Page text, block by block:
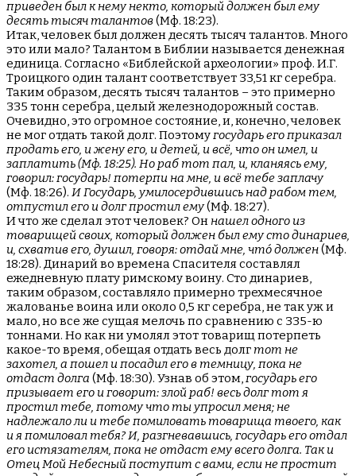
приведен был к нему некто, который должен был ему
десять тысяч талантов(Мф. 18:23).
Итак, человек был должен десять тысяч талантов. Много
это или мало? Талантом в Библии называется денежная
единица. Согласно «Библейской археологии» проф. И.Г.
Троицкого один талант соответствует 33,51 кг серебра.
Таким образом, десять тысяч талантов – это примерно
335 тонн серебра, целый железнодорожный состав.
Очевидно, это огромное состояние, и, конечно, человек
не мог отдать такой долг. Поэтомугосударь его приказал
продать его, и жену его, и детей, и всё, что он имел, и
заплатить (Мф. 18:25). Но раб тот пал, и, кланяясь ему,
говорил: государь! потерпи на мне, и всё тебе заплачу
(Мф. 18:26). И Государь, умилосердившись над рабом тем,
отпустил его и долг простил ему(Мф. 18:27).
И что же сделал этот человек? Он нашел одного из
товарищей своих, который должен был ему сто динариев,
и, схватив его, душил, говоря: отдай мне, что́ должен(Мф.
18:28). Динарий во времена Спасителя составлял
ежедневную плату римскому воину. Сто динариев,
таким образом, составляло примерно трехмесячное
жалованье воина или около 0,5 кг серебра, не так уж и
мало, но все же сущая мелочь по сравнению с 335-ю
тоннами. Но как ни умолял этот товарищ потерпеть
какое-то время, обещая отдать весь долг тот не
захотел, а пошел и посадил его в темницу, пока не
отдаст долга (Мф. 18:30). Узнав об этом,государь его
призывает его и говорит: злой раб! весь долг тот я
простил тебе, потому что ты упросил меня; не
надлежало ли и тебе помиловать товарища твоего, как
и я помиловал тебя? И, разгневавшись, государь его отдал
его истязателям, пока не отдаст ему всего долга. Так и
Отец Мой Небесный поступит с вами, если не простит